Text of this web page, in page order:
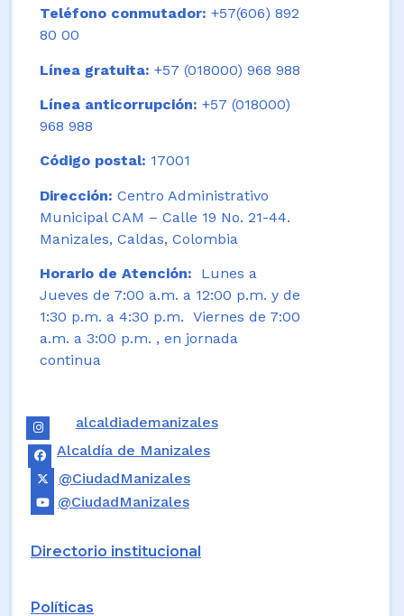
Teléfono conmutador: +57(606) 892
80 00
Línea gratuita: +57 (018000) 968 988
Línea anticorrupción: +57 (018000)
968 988
Código postal: 17001
Dirección: Centro Administrativo
Municipal CAM – Calle 19 No. 21-44.
Manizales, Caldas, Colombia
Horario de Atención: Lunes a
Jueves de 7:00 a.m. a 12:00 p.m. y de
1:30 p.m. a 4:30 p.m. Viernes de 7:00
a.m. a 3:00 p.m. , en jornada
continua
alcaldiademanizales
Alcaldía de Manizales
@CiudadManizales
@CiudadManizales
Directorio institucional
Políticas